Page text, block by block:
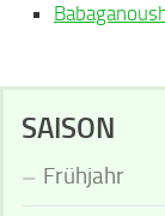
SAISON
Frühjahr